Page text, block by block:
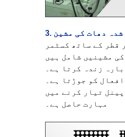
شدہ دھات کی مشین
قطر کے ساتھ کسٹمر
زندہ کرتا ہے۔
کو جوڑتا ہے۔
تیار کرنے میں
مہارت حاصل ہے۔